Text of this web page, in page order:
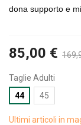
dona supporto e
85,00 €
Taglie Adulti
44
45
Ultimi articoli in